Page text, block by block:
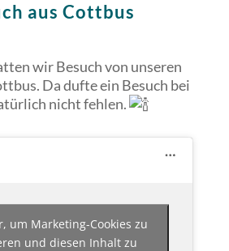
aus Cottbus
wir Besuch von unseren
Da dufte ein Besuch bei
nicht fehlen.
um Marketing-Cookies zu
und diesen Inhalt zu